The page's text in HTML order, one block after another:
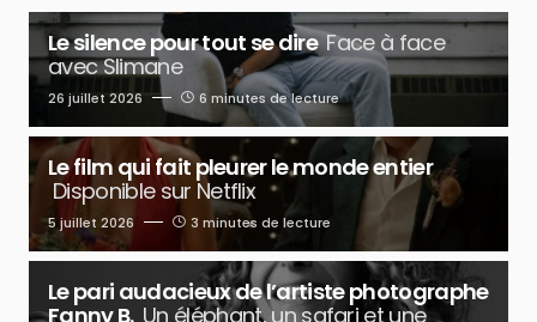
Le silence pour tout se dire Face à face
avec Slimane
26 juillet 2026 6 minutes de lecture
Le film qui fait pleurer le monde entier
Disponible sur Netflix
5 juillet 2026 3 minutes de lecture
Le pari audacieux de l’artiste photographe
Fanny B. Un éléphant, un safari et une